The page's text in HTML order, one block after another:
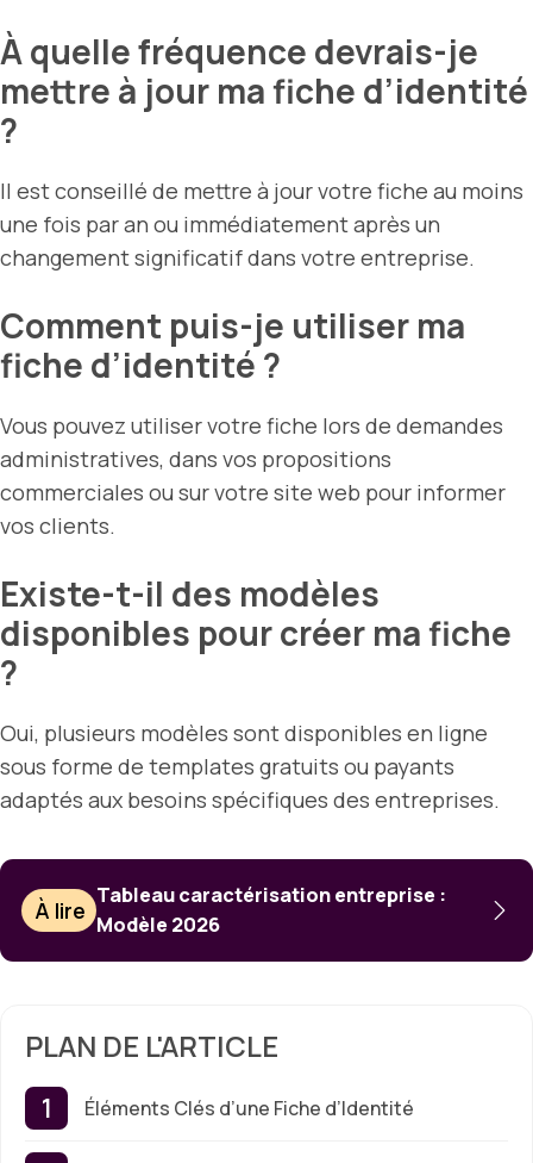
À quelle fréquence devrais-je
mettre à jour ma fiche d’identité
?
Il est conseillé de mettre à jour votre fiche au moins
une fois par an ou immédiatement après un
changement significatif dans votre entreprise.
Comment puis-je utiliser ma
fiche d’identité ?
Vous pouvez utiliser votre fiche lors de demandes
administratives, dans vos propositions
commerciales ou sur votre site web pour informer
vos clients.
Existe-t-il des modèles
disponibles pour créer ma fiche
?
Oui, plusieurs modèles sont disponibles en ligne
sous forme de templates gratuits ou payants
adaptés aux besoins spécifiques des entreprises.
À lire
Tableau caractérisation entreprise :
Modèle 2026
PLAN DE L'ARTICLE
Éléments Clés d’une Fiche d’Identité